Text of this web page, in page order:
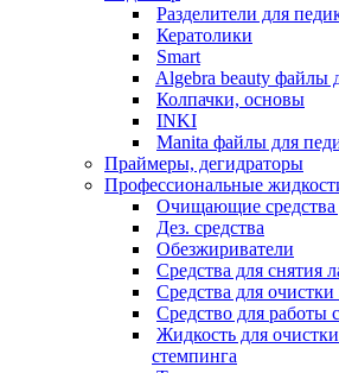
Разделители для
Кератолики
Smart
Algebra beauty файлы
Колпачки, основы
INKI
Manita файлы для
Праймеры, дегидраторы
Профессиональные
Очищающие средства
Дез. средства
Обезжириватели
Средства для снятия
Средства для очистки
Средство для работы
Жидкость для
стемпинга